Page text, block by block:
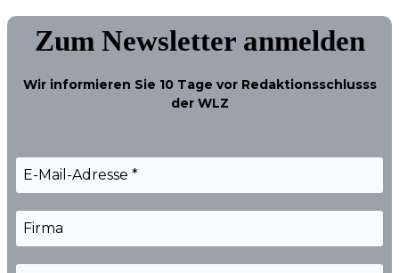
Zum Newsletter anmelden
Wir informieren Sie 10 Tage vor Redaktionsschlusss
der WLZ